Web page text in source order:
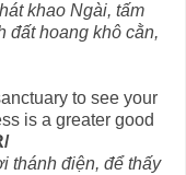
khao Ngài, tấm
đất hoang khô cằn,
to see your
is a greater good
thánh điện, để thấy